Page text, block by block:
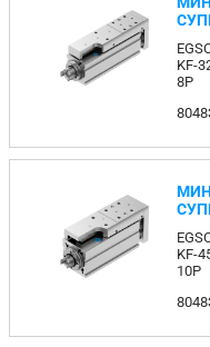
KF-
8P
KF-
10P